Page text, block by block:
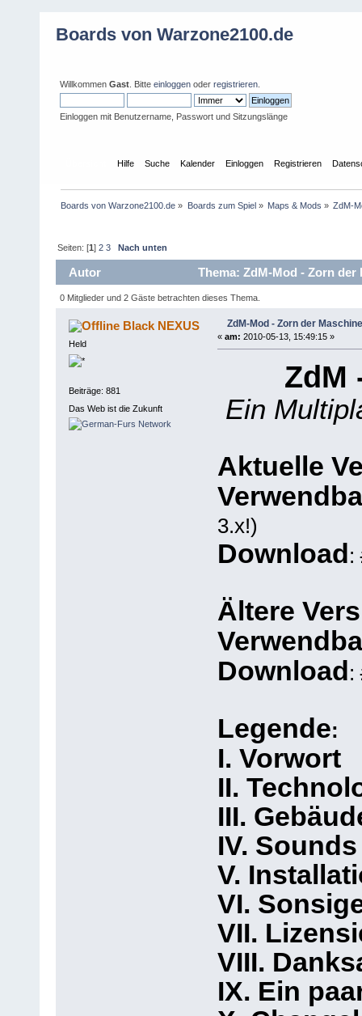
Boards von Warzone2100.de
Willkommen Gast . Bitte einloggen oder registrieren
Einloggen mit Benutzername, Passwort und Sitzungslänge
Hilfe Suche Kalender Einloggen Registrieren
Boards von Warzone2100.de » Boards zum Spiel» Maps & Mods » ZdM-
Seiten: [1]2 3 Nach unten
Autor Thema: ZdM-Mod - Zorn der
0 Mitglieder und 2 Gäste betrachten dieses Thema.
Black NEXUS
Held
Beiträge: 881
Das Web ist die Zukunft
ZdM-Mod - Zorn der Maschine
« am: 2010-05-13, 15:49:15 »
ZdM
Ein
Aktuelle
3.x!)
Download :
Ältere
Download :
Legende:
I. Vorwort
II.
III.
IV. Sounds
V.
VI.
VII.
VIII.
IX. Ein